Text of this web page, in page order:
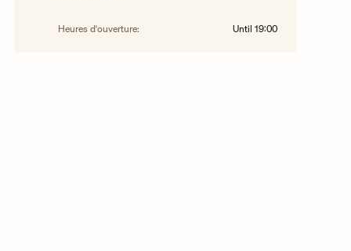
Heures d'ouverture: Until 19:00